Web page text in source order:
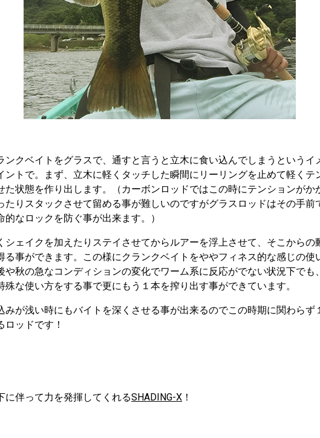
ンクベイトをグラスで、通すと言うと立木に食い込んでしまうというイ
ントで。まず、立木に軽くタッチした瞬間にリーリングを止めて軽くテ
た状態を作り出します。（カーボンロッドではこの時にテンションがか
たりスタックさせて留める事が難しいのですがグラスロッドはその手前
なロックを防ぐ事が出来ます。）
シェイクを加えたりステイさせてからルアーを浮上させて、そこからの
る事ができます。この様にクランクベイトをややフィネス的な感じの使
や秋の急なコンディションの変化でワーム系に反応がでない状況下でも
殊な使い方をする事で更にもう１本を搾り出す事ができています。
みが浅い時にもバイトを深くさせる事が出来るのでこの時期に関わらず
ッドです！
に伴って力を発揮してくれるSHADING-X ！